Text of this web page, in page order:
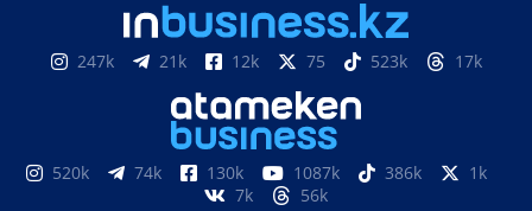
247k 21k 12k 75 523k 17k
520k 74k 130k 1087k 386k
1k
7k
56k